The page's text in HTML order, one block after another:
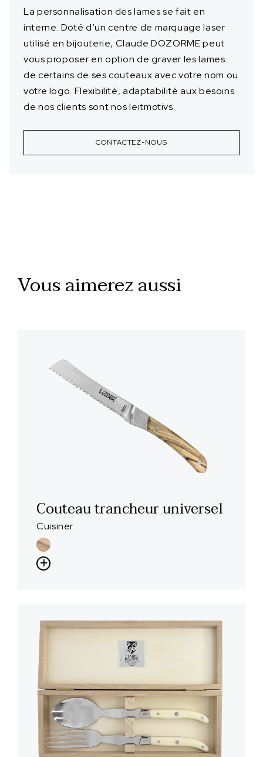
La personnalisation des lames se fait en
interne. Doté d’un centre de marquage laser
utilisé en bijouterie, Claude DOZORME peut
vous proposer en option de graver les lames
de certains de ses couteaux avec votre nom ou
votre logo. Flexibilité, adaptabilité aux besoins
de nos clients sont nos leitmotivs.
CONTACTEZ-NOUS
Vous aimerez aussi
Couteau trancheur universel
Cuisiner